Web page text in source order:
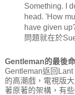
Something. I
head. 'How
have given
問題就在於
Gentleman的最後
Gentleman返回Lant
的高潮戲，電視版
著原著的架構，有